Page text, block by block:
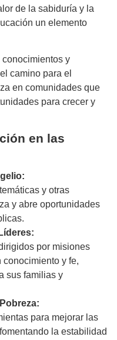
de la sabiduría y la
un elemento
y
camino para el
en comunidades que
para crecer y
en las
y otras
y abre oportunidades
por misiones
y fe,
sus familias y
para mejorar las
la estabilidad